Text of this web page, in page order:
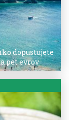
dopustujete
pet evrov